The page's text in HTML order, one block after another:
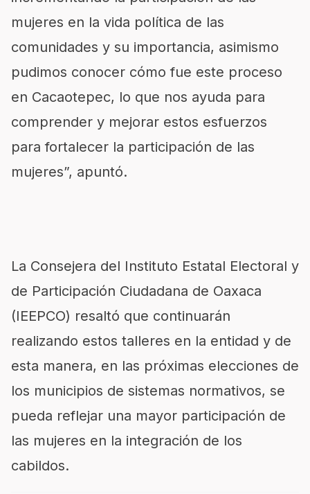
mujeres en la vida política de las
comunidades y su importancia, asimismo
pudimos conocer cómo fue este proceso
en Cacaotepec, lo que nos ayuda para
comprender y mejorar estos esfuerzos
para fortalecer la participación de las
mujeres”, apuntó.
La Consejera del Instituto Estatal Electoral y
de Participación Ciudadana de Oaxaca
(IEEPCO) resaltó que continuarán
realizando estos talleres en la entidad y de
esta manera, en las próximas elecciones de
los municipios de sistemas normativos, se
pueda reflejar una mayor participación de
las mujeres en la integración de los
cabildos.